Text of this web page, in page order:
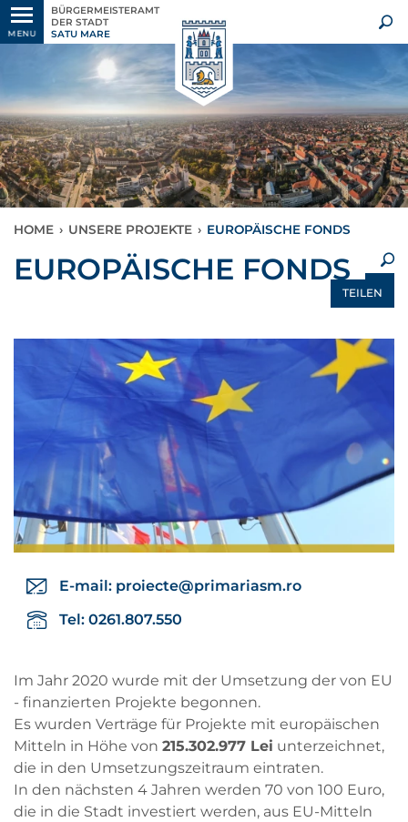
MENU
BÜRGERMEISTERAMT
DER STADT
SATU MARE
HOME › UNSERE PROJEKTE › EUROPÄISCHE FONDS
×
EUROPÄISCHE FONDS
TEILEN
E-mail: proiecte@primariasm.ro
Tel: 0261.807.550
Im Jahr 2020 wurde mit der Umsetzung der von EU
- finanzierten Projekte begonnen.
Es wurden Verträge für Projekte mit europäischen
Mitteln in Höhe von 215.302.977 Lei unterzeichnet,
die in den Umsetzungszeitraum eintraten.
In den nächsten 4 Jahren werden 70 von 100 Euro,
die in die Stadt investiert werden, aus EU-Mitteln